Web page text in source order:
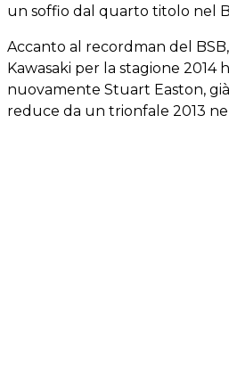
un soffio dal quarto titolo nel
Accanto al recordman del
Kawasaki per la stagione 2014
nuovamente Stuart Easton,
reduce da un trionfale 2013